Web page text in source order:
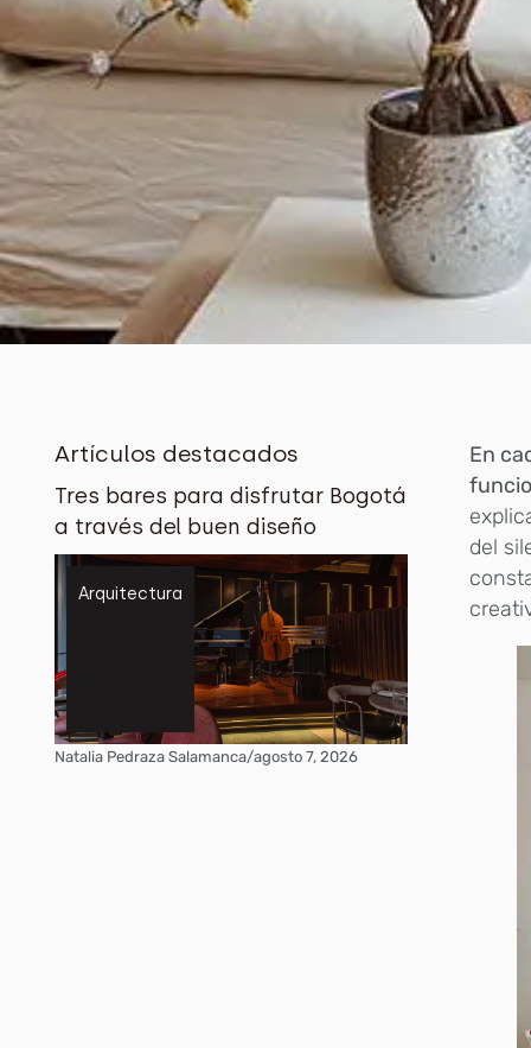
Artículos destacados
Tres bares para disfrutar Bogotá
a través del buen diseño
Arquitectura
Natalia Pedraza Salamanca/agosto 7, 2026
En
del